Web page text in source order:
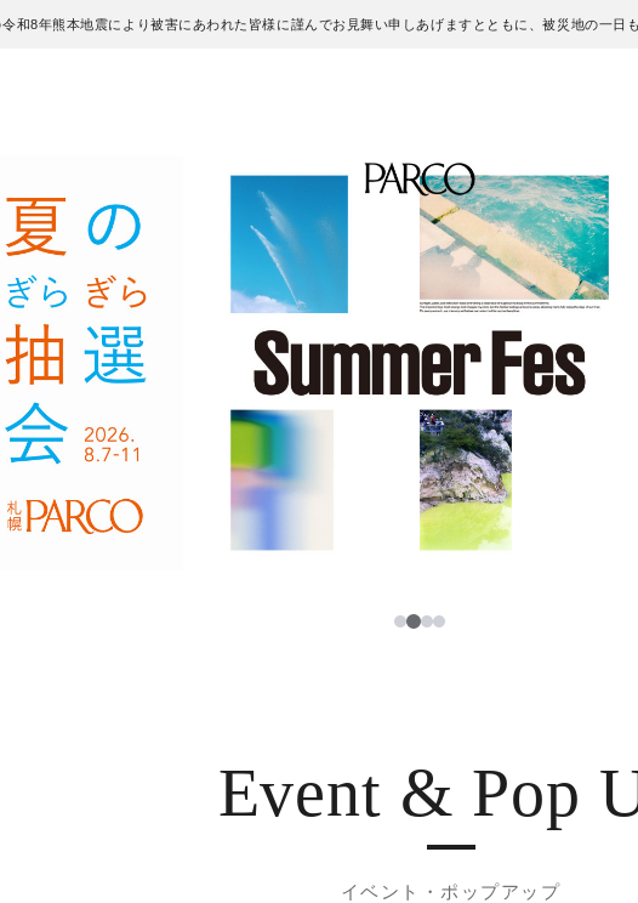
令和8年熊本地震により被害にあわれた皆様に謹んでお見舞い申しあげますとともに、被災地の一日
1234
Event & Pop
イベント・ポップアップ